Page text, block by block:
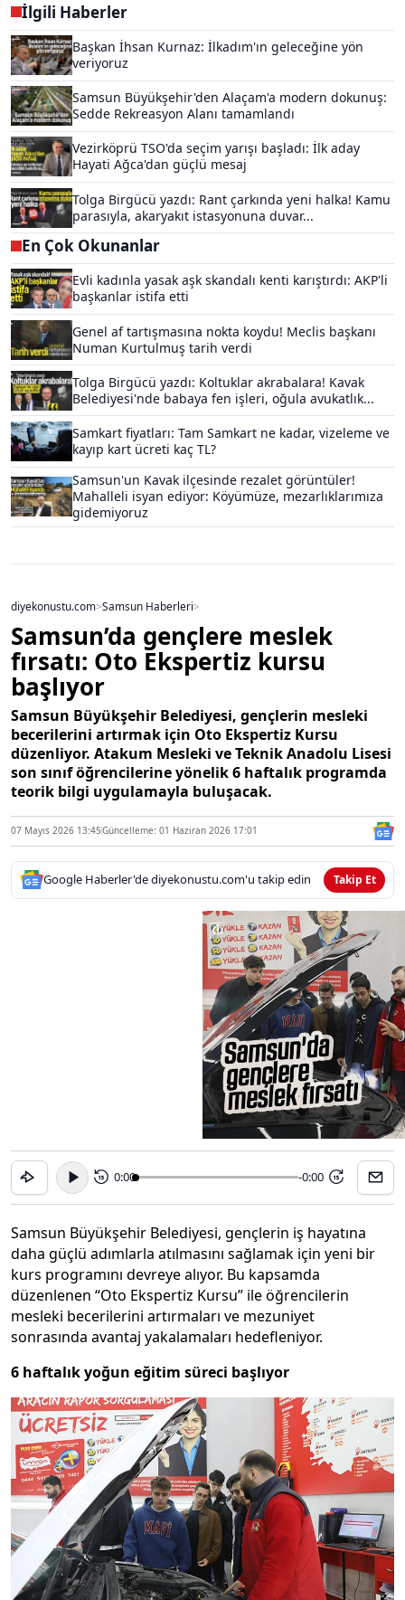
İlgili Haberler
Başkan İhsan Kurnaz: İlkadım'ın geleceğine yön
veriyoruz
Samsun Büyükşehir'den Alaçam'a modern dokunuş:
Sedde Rekreasyon Alanı tamamlandı
Vezirköprü TSO'da seçim yarışı başladı: İlk aday
Hayati Ağca'dan güçlü mesaj
Tolga Birgücü yazdı: Rant çarkında yeni halka! Kamu
parasıyla, akaryakıt istasyonuna duvar...
En Çok Okunanlar
Evli kadınla yasak aşk skandalı kenti karıştırdı: AKP'li
başkanlar istifa etti
Genel af tartışmasına nokta koydu! Meclis başkanı
Numan Kurtulmuş tarih verdi
Tolga Birgücü yazdı: Koltuklar akrabalara! Kavak
Belediyesi'nde babaya fen işleri, oğula avukatlık...
Samkart fiyatları: Tam Samkart ne kadar, vizeleme ve
kayıp kart ücreti kaç TL?
Samsun'un Kavak ilçesinde rezalet görüntüler!
Mahalleli isyan ediyor: Köyümüze, mezarlıklarımıza
gidemiyoruz
diyekonustu.com>Samsun Haberleri>
Samsun’da gençlere meslek
fırsatı: Oto Ekspertiz kursu
başlıyor
Samsun Büyükşehir Belediyesi, gençlerin mesleki
becerilerini artırmak için Oto Ekspertiz Kursu
düzenliyor. Atakum Mesleki ve Teknik Anadolu Lisesi
son sınıf öğrencilerine yönelik 6 haftalık programda
teorik bilgi uygulamayla buluşacak.
07 Mayıs 2026 13:45Güncelleme: 01 Haziran 2026 17:01
Google Haberler'de diyekonustu.com'u takip edin Takip Et
15 0:00 -0:00 15
Samsun Büyükşehir Belediyesi, gençlerin iş hayatına
daha güçlü adımlarla atılmasını sağlamak için yeni bir
kurs programını devreye alıyor. Bu kapsamda
düzenlenen “Oto Ekspertiz Kursu” ile öğrencilerin
mesleki becerilerini artırmaları ve mezuniyet
sonrasında avantaj yakalamaları hedefleniyor.
6 haftalık yoğun eğitim süreci başlıyor